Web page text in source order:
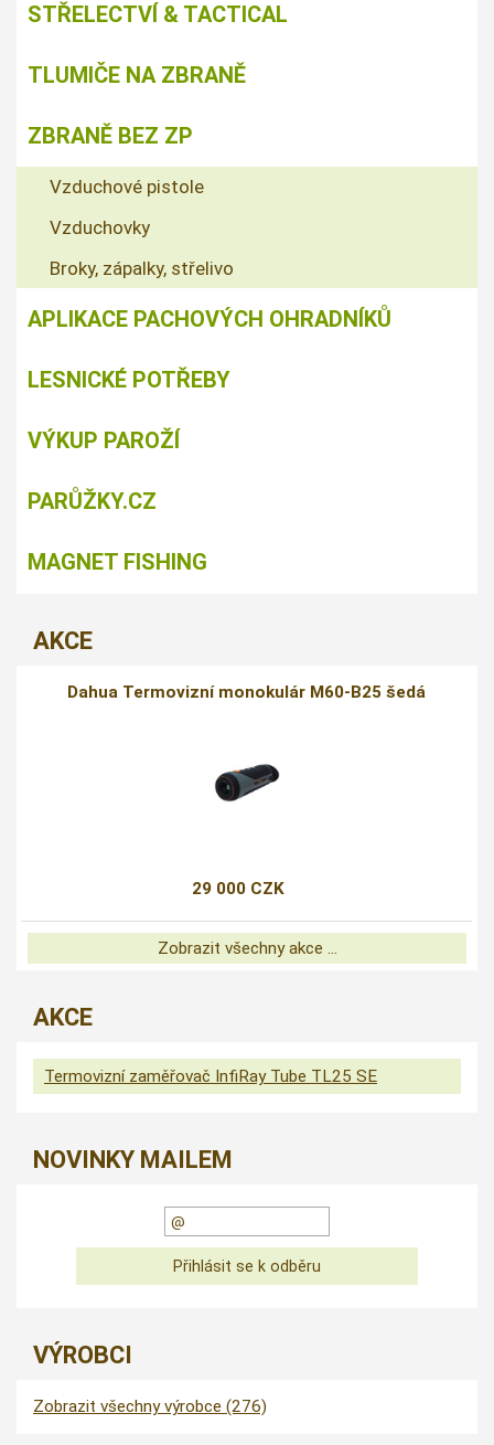
STŘELECTVÍ & TACTICAL
TLUMIČE NA ZBRANĚ
ZBRANĚ BEZ ZP
Vzduchové pistole
Vzduchovky
Broky, zápalky, střelivo
APLIKACE PACHOVÝCH OHRADNÍKŮ
LESNICKÉ POTŘEBY
VÝKUP PAROŽÍ
PARŮŽKY.CZ
MAGNET FISHING
AKCE
Dahua Termovizní monokulár M60-B25 šedá
29 000 CZK
Zobrazit všechny akce ...
AKCE
Termovizní zaměřovač InfiRay Tube TL25 SE
NOVINKY MAILEM
VÝROBCI
Zobrazit všechny výrobce (276)